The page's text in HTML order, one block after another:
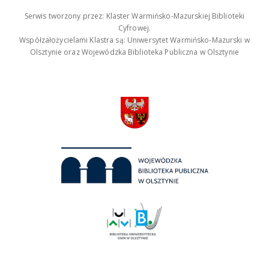
Serwis tworzony przez: Klaster Warmińsko-Mazurskiej Biblioteki
Cyfrowej.
Współzałożycielami Klastra są: Uniwersytet Warmińsko-Mazurski w
Olsztynie oraz Wojewódzka Biblioteka Publiczna w Olsztynie